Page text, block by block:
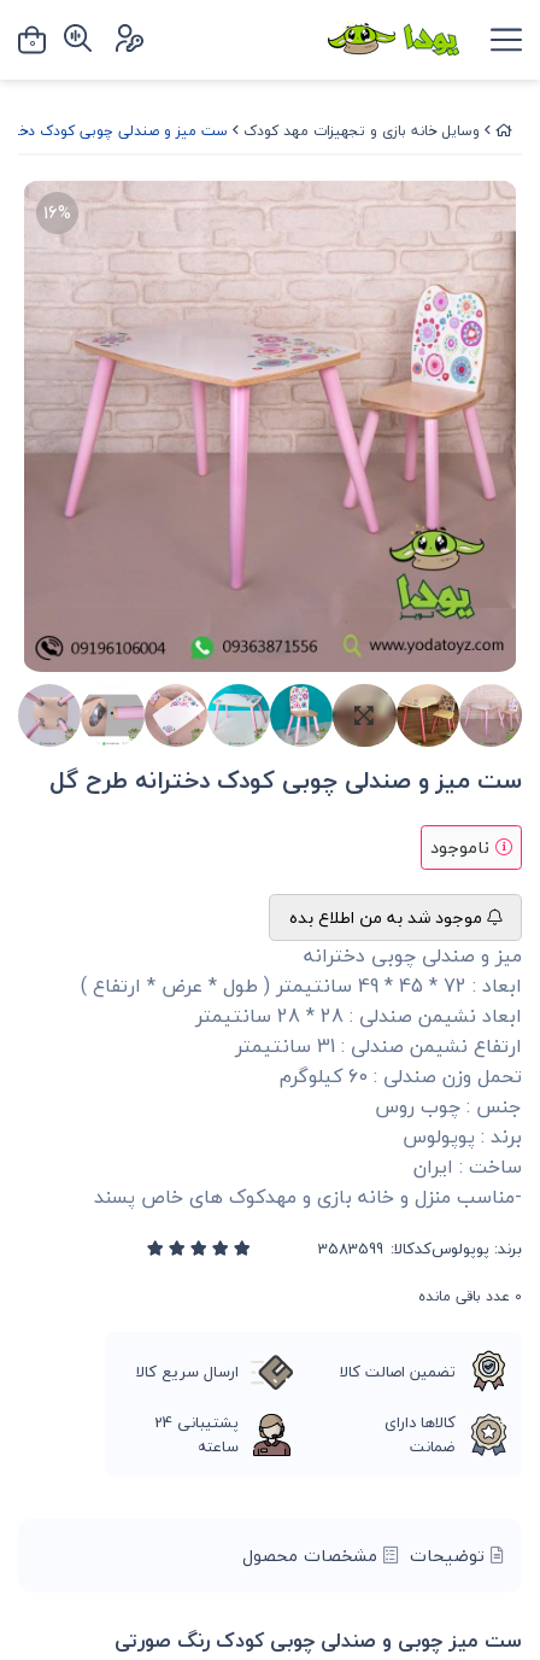
وسایل خانه بازی و تجهیزات مهد کودک ست میز و صندلی چوبی کودک
16%
ست میز و صندلی چوبی کودک دخترانه طرح گل
ناموجود
موجود شد به من اطلاع بده
میز و صندلی چوبی دخترانه
ابعاد : 72 * 45 * 49 سانتیمتر ( طول * عرض * ارتفاع )
ابعاد نشیمن صندلی : 28 * 28 سانتیمتر
ارتفاع نشیمن صندلی : 31 سانتیمتر
تحمل وزن صندلی : 60 کیلوگرم
جنس : چوب روس
برند : پوپولوس
ساخت : ایران
-مناسب منزل و خانه بازی و مهدکوک های خاص پسند
برند: پوپولوسکدکالا:
0 عدد باقی مانده
تضمین اصالت کالا
ارسال سریع کالا
کالاها دارای
ضمانت
پشتیبانی 24
ساعته
توضیحات مشخصات محصول
ست میز چوبی و صندلی چوبی کودک رنگ صورتی
0